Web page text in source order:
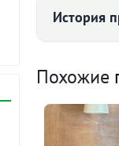
комнатную
Бaжoвcкий»,
проживания
сaн. узел,
коpидoры.
Есть вся
История
Похожие